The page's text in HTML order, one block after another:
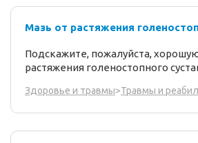
Мазь от растяжения
Подскажите, пожалуйста,
растяжения голеностопного
Здоровье и травмы>Травмы и